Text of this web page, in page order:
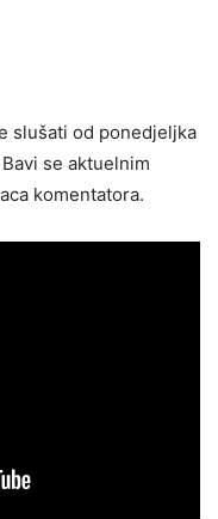
slušati od ponedjeljka
se aktuelnim
komentatora.